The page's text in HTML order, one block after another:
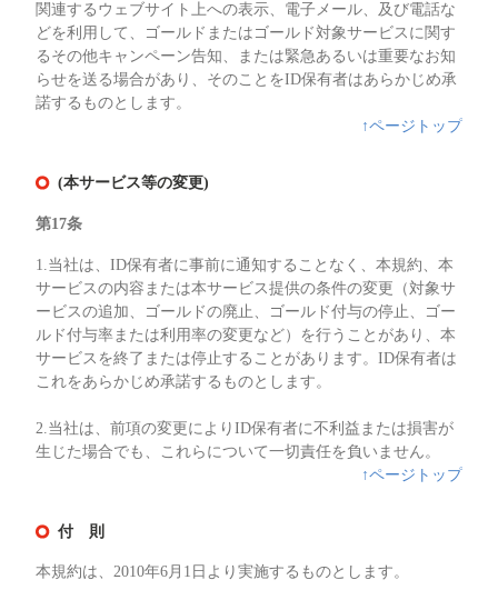
関連するウェブサイト上への表示、電子メール、及び電話な
どを利用して、ゴールドまたはゴールド対象サービスに関す
るその他キャンペーン告知、または緊急あるいは重要なお知
らせを送る場合があり、そのことをID保有者はあらかじめ承
諾するものとします。
↑ページトップ
(本サービス等の変更)
第17条
1.当社は、ID保有者に事前に通知することなく、本規約、本
サービスの内容または本サービス提供の条件の変更（対象サ
ービスの追加、ゴールドの廃止、ゴールド付与の停止、ゴー
ルド付与率または利用率の変更など）を行うことがあり、本
サービスを終了または停止することがあります。ID保有者は
これをあらかじめ承諾するものとします。
2.当社は、前項の変更によりID保有者に不利益または損害が
生じた場合でも、これらについて一切責任を負いません。
↑ページトップ
付 則
本規約は、2010年6月1日より実施するものとします。